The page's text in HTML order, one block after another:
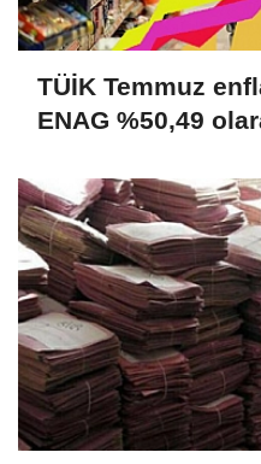
TÜİK Temmuz
ENAG %50,49